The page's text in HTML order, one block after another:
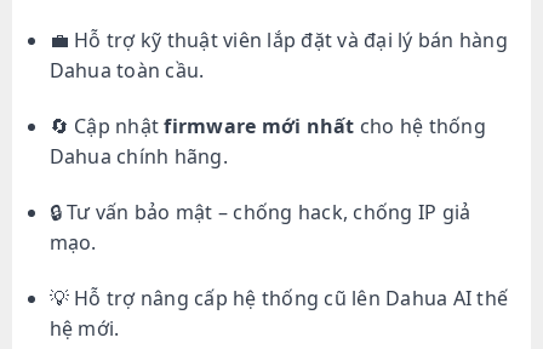
💼 Hỗ trợ kỹ thuật viên lắp đặt và đại lý bán hàng
Dahua toàn cầu.
🔄 Cập nhậtfirmware mới nhất cho hệ thống
Dahua chính hãng.
🔒 Tư vấn bảo mật – chống hack, chống IP giả
mạo.
💡 Hỗ trợ nâng cấp hệ thống cũ lên Dahua AI thế
hệ mới.